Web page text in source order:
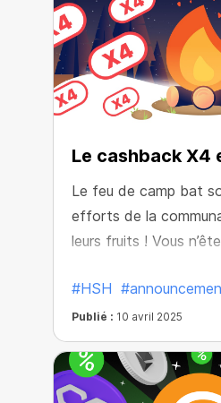
Le cashback X4
Le feu de camp bat
efforts de la
leurs fruits ! Vous
cashback X5.
#HSH
Publié : 10 avril 2025